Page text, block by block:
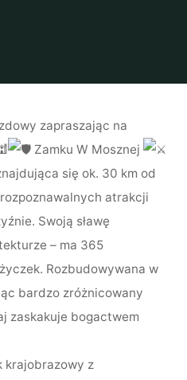
zapraszając na
Zamku W Mosznej
się ok. 30 km od
atrakcji
Swoją sławę
– ma 365
Rozbudowywana w
bardzo zróżnicowany
zaskakuje bogactwem
krajobrazowy z